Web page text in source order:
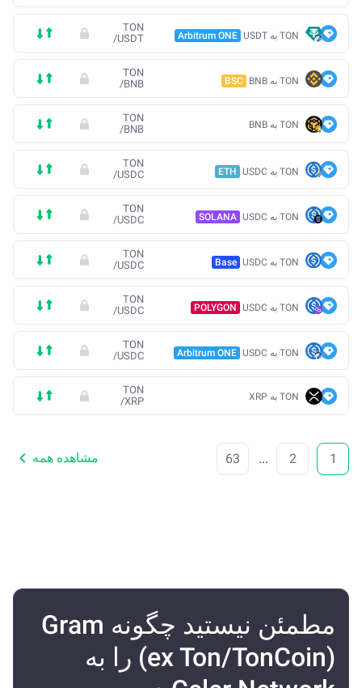
TON به USDT Arbitrum ONE
TON
/USDT
TON به BNB BSC
TON
/BNB
TON به BNB
TON
/BNB
TON به USDC ETH
TON
/USDC
TON به USDC SOLANA
TON
/USDC
TON به USDC Base
TON
/USDC
TON به USDC POLYGON
TON
/USDC
TON به USDC Arbitrum ONE
TON
/USDC
TON به XRP
TON
/XRP
1
2
...
63 مشاهده همه
مطمئن نیستید چگونه Gram
(ex Ton/TonCoin) را به